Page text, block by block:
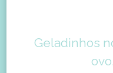
Geladinhos